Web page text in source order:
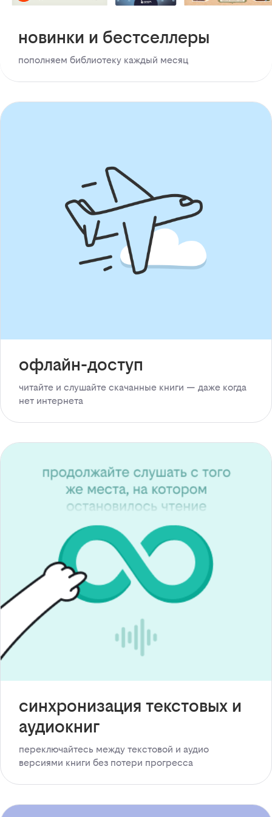
новинки и бестселлеры
пополняем библиотеку каждый месяц
офлайн-доступ
читайте и слушайте скачанные книги — даже когда
нет интернета
синхронизация текстовых и
аудиокниг
переключайтесь между текстовой и аудио
версиями книги без потери прогресса